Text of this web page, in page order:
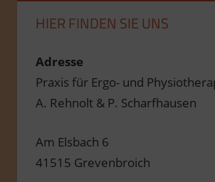
HIER FINDEN SIE UNS
Adresse
Praxis für Ergo- und
A. Rehnolt & P. Scharfhausen
Am Elsbach 6
41515 Grevenbroich